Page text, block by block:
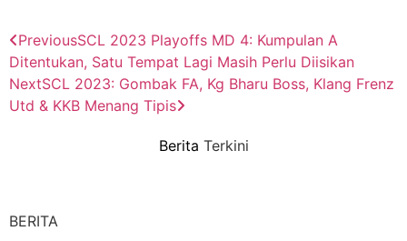
PreviousSCL 2023 Playoffs MD 4: Kumpulan A
Ditentukan, Satu Tempat Lagi Masih Perlu Diisikan
NextSCL 2023: Gombak FA, Kg Bharu Boss, Klang Frenz
Utd & KKB Menang Tipis
Berita Terkini
BERITA